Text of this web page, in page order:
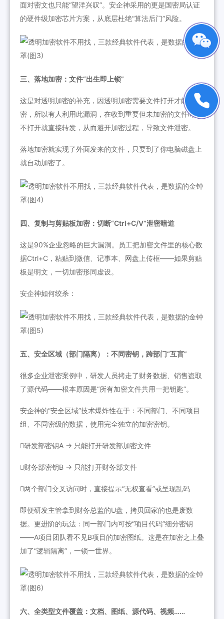
面对密文也只能“望洋兴叹”。安企神采用的更是国密局认证
的硬件级加密芯片方案，从底层杜绝“算法后门”风险。
三、落地加密：文件“出生即上锁”
这是对透明加密的补充，因透明加密需要文件打开才能加
密，所以有人利用此漏洞，在收到重要但未加密的文件时，
不打开就直接转发，从而避开加密过程，导致文件泄密。
落地加密就实现了外面发来的文件，只要到了你电脑磁盘上
就自动加密了。
四、复制与剪贴板加密：切断“Ctrl+C/V”泄密暗道
这是90%企业忽略的巨大漏洞。员工把加密文件里的核心数
据Ctrl+C，粘贴到微信、记事本、网盘上传框——如果剪贴
板是明文，一切加密形同虚设。
安企神如何绞杀：
五、安全区域（部门隔离）：不同密钥，跨部门“互盲”
很多企业泄密案例中，研发人员拷走了财务数据、销售盗取
了源代码——根本原因是“所有加密文件共用一把钥匙”。
安企神的“安全区域”技术爆炸性在于：不同部门、不同项目
组、不同密级的数据，使用完全独立的加密密钥。
研发部密钥A → 只能打开研发部加密文件
财务部密钥B → 只能打开财务部文件
两个部门交叉访问时，直接提示“无权查看”或呈现乱码
即便研发主管拿到财务总监的U盘，拷贝回家的也是废数
据。更进阶的玩法：同一部门内可按“项目代码”细分密钥
——A项目团队看不见B项目的加密图纸。这是在加密之上叠
加了“逻辑隔离”，一锁一世界。
六、全类型文件覆盖：文档、图纸、源代码、视频……